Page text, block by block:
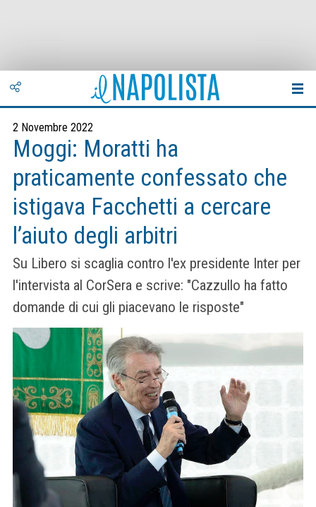
2 Novembre 2022
Moggi: Moratti ha
praticamente confessato che
istigava Facchetti a cercare
l’aiuto degli arbitri
Su Libero si scaglia contro l'ex presidente Inter per
l'intervista al CorSera e scrive: "Cazzullo ha fatto
domande di cui gli piacevano le risposte"